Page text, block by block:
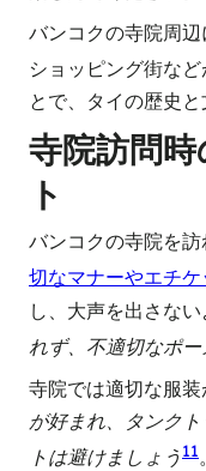
バンコクの寺院周辺
ショッピング街など
とで、タイの歴史と
寺院訪問
ト
バンコクの寺院を訪
切なマナーやエチ
し、大声を出さない
れず、不適切なポ
寺院では適切な服装
が好まれ、タンク
トは避けましょう 11。